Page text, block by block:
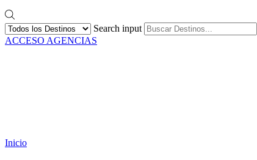
Search input
ACCESO AGENCIAS
Inicio